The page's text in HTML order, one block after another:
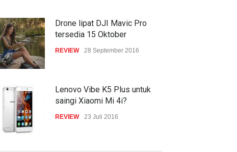
Drone lipat DJI Mavic Pro
tersedia 15 Oktober
REVIEW 28 September 2016
Lenovo Vibe K5 Plus untuk
saingi Xiaomi Mi 4i?
REVIEW 23 Juli 2016